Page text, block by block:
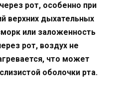
рот, особенно при
верхних дыхательных
или заложенность
рот, воздух не
что может
оболочки рта.